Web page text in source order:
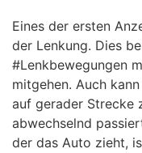
Eines der ersten
der Lenkung. Dies
#Lenkbewegungen
mitgehen. Auch
auf gerader Strecke
abwechselnd
der das Auto zieht,